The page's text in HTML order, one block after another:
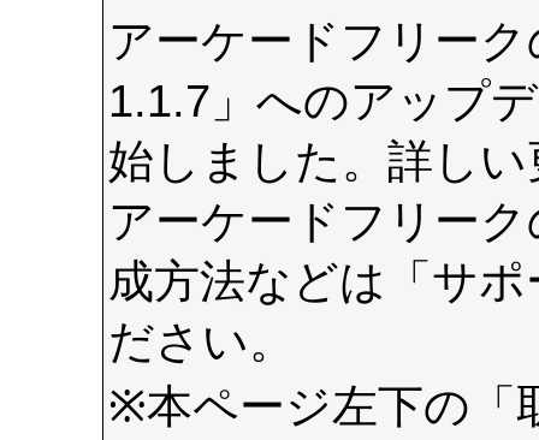
アーケードフリー
1.1.7」へのアップ
始しました。詳し
アーケードフリー
成方法などは 「サ
ださい。
※本ページ左下の